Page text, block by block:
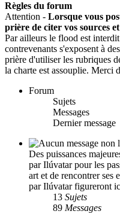
Règles du forum
Attention - Lorsque vous
prière de citer vos sources
Par ailleurs le flood est
contrevenants s'exposent à
prière d'utiliser les rubriques
la charte est assouplie. Merci
Forum
Sujets
Messages
Dernier message
Des puissances
par Ilúvatar pour les
art et de rencontrer ses
par Ilúvatar figureront
13 Sujets
89 Messages